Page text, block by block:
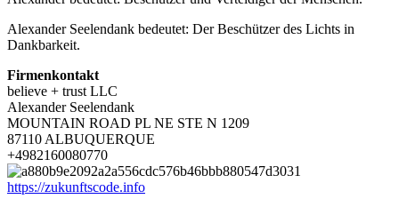
Alexander Seelendank bedeutet: Der Beschützer des Lichts in
Dankbarkeit.
Firmenkontakt
believe + trust LLC
Alexander Seelendank
MOUNTAIN ROAD PL NE STE N 1209
87110 ALBUQUERQUE
+4982160080770
https://zukunftscode.info